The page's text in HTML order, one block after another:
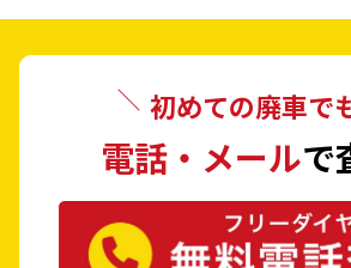
初めての廃車で
電話・メールで